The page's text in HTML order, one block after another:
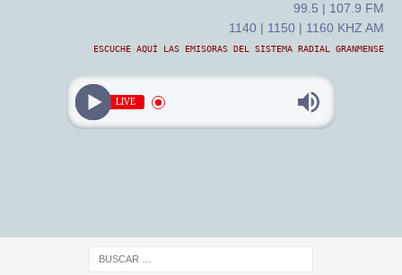
99.5 | 107.9 FM
1140 | 1150 | 1160 KHZ AM
ESCUCHE AQUÍ LAS EMISORAS DEL SISTEMA RADIAL GRANMENSE
LIVE